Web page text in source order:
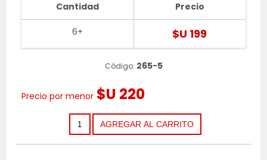
Cantidad
6+
Precio
$U 199
Código: 265-5
Precio por menor $U 220